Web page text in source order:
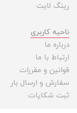
رینگ لایت
ناحیه کاربری
درباره ما
ارتباط با ما
قوانین و مقررات
سفارش و ارسال بار
ثبت شکایات